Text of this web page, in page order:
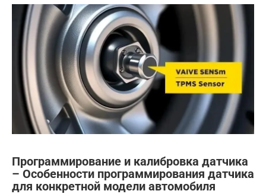
Программирование и калибровка датчика
– Особенности программирования датчика
для конкретной модели автомобиля